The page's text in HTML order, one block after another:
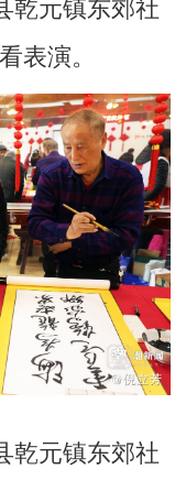
表演。
元镇东郊社